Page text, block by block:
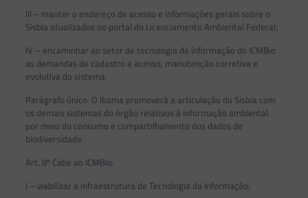
III – manter o endereço de acesso e informações gerais sobre o
Sisbia atualizados no portal do Licenciamento Ambiental Federal;
IV – encaminhar ao setor de tecnologia da informação do ICMBio
as demandas de cadastro e acesso, manutenção corretiva e
evolutiva do sistema.
Parágrafo único. O Ibama promoverá a articulação do Sisbia com
os demais sistemas do órgão relativos à informação ambiental,
por meio do consumo e compartilhamento dos dados de
biodiversidade.
Art. 8º Cabe ao ICMBio:
I – viabilizar a infraestrutura de Tecnologia da Informação;